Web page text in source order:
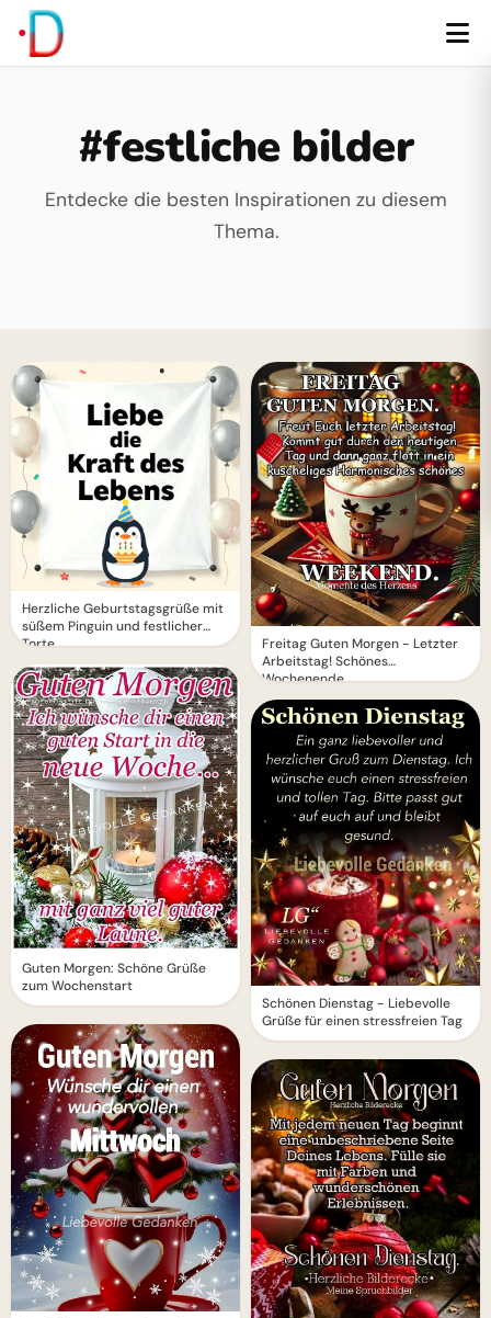
#festliche bilder
Entdecke die besten Inspirationen zu diesem
Thema.
Herzliche Geburtstagsgrüße mit
süßem Pinguin und festlicher
Torte
Guten Morgen: Schöne Grüße
zum Wochenstart
Freitag Guten Morgen - Letzter
Arbeitstag! Schönes
Wochenende
Schönen Dienstag - Liebevolle
Grüße für einen stressfreien Tag